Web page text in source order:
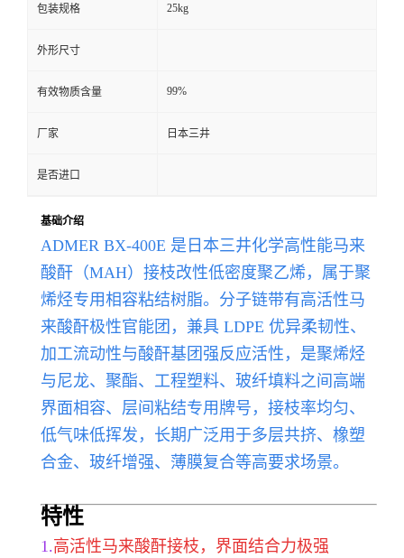
包装规格 25kg
外形尺寸
有效物质含量 99%
厂家 日本三井
是否进口
基础介绍
ADMER BX-400E 是日本三井化学高性能马来
酸酐（MAH）接枝改性低密度聚乙烯，属于聚
烯烃专用相容粘结树脂。分子链带有高活性马
来酸酐极性官能团，兼具 LDPE 优异柔韧性、
加工流动性与酸酐基团强反应活性，是聚烯烃
与尼龙、聚酯、工程塑料、玻纤填料之间高端
界面相容、层间粘结专用牌号，接枝率均匀、
低气味低挥发，长期广泛用于多层共挤、橡塑
合金、玻纤增强、薄膜复合等高要求场景。
特性
1.高活性马来酸酐接枝，界面结合力极强